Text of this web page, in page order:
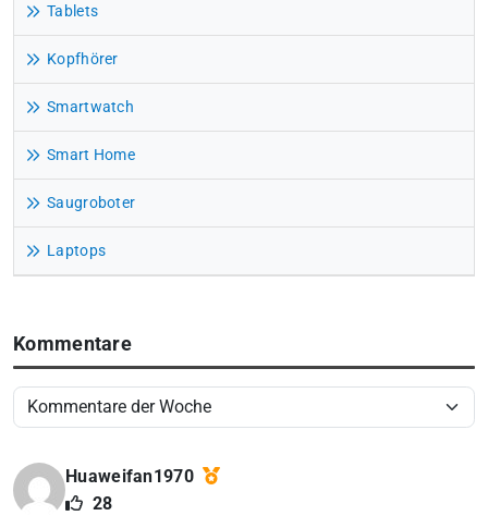
Tablets
Kopfhörer
Smartwatch
Smart Home
Saugroboter
Laptops
Kommentare
Huaweifan1970
28